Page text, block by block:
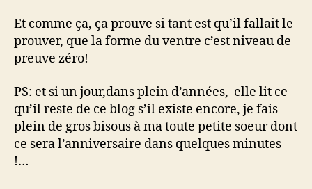
Et comme ça, ça prouve si tant est qu’il fallait le
prouver, que la forme du ventre c’est niveau de
preuve zéro!
PS: et si un jour,dans plein d’années, elle lit ce
qu’il reste de ce blog s’il existe encore, je fais
plein de gros bisous à ma toute petite soeur dont
ce sera l’anniversaire dans quelques minutes
!…